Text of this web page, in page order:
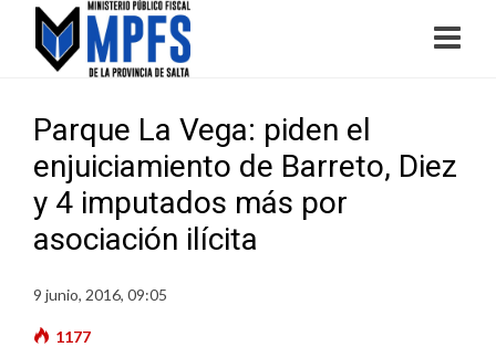
Parque La Vega: piden el
enjuiciamiento de Barreto, Diez
y 4 imputados más por
asociación ilícita
9 junio, 2016, 09:05
1177